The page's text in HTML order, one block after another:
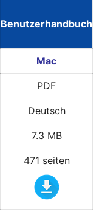
Benutzerhandbuch
Mac
PDF
Deutsch
7.3 MB
471 seiten